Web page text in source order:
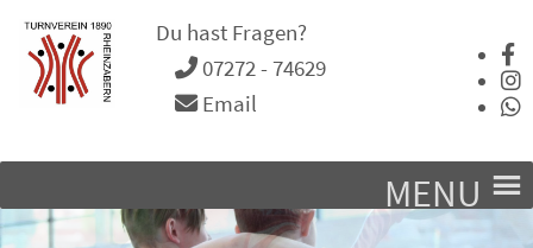
Du hast Fragen?
07272 - 74629
Email
MENU